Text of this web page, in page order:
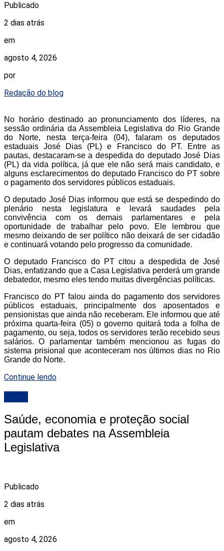
Publicado
2 dias atrás
em
agosto 4, 2026
por
Redação do blog
No horário destinado ao pronunciamento dos líderes, na
sessão ordinária da Assembleia Legislativa do Rio Grande
do Norte, nesta terça-feira (04), falaram os deputados
estaduais José Dias (PL) e Francisco do PT. Entre as
pautas, destacaram-se a despedida do deputado José Dias
(PL) da vida política, já que ele não será mais candidato, e
alguns esclarecimentos do deputado Francisco do PT sobre
o pagamento dos servidores públicos estaduais.
O deputado José Dias informou que está se despedindo do
plenário nesta legislatura e levará saudades pela
convivência com os demais parlamentares e pela
oportunidade de trabalhar pelo povo. Ele lembrou que
mesmo deixando de ser político não deixará de ser cidadão
e continuará votando pelo progresso da comunidade.
O deputado Francisco do PT citou a despedida de José
Dias, enfatizando que a Casa Legislativa perderá um grande
debatedor, mesmo eles tendo muitas divergências políticas.
Francisco do PT falou ainda do pagamento dos servidores
públicos estaduais, principalmente dos aposentados e
pensionistas que ainda não receberam. Ele informou que até
próxima quarta-feira (05) o governo quitará toda a folha de
pagamento, ou seja, todos os servidores terão recebido seus
salários. O parlamentar também mencionou as fugas do
sistema prisional que aconteceram nos últimos dias no Rio
Grande do Norte.
Continue lendo
Saúde, economia e proteção social
pautam debates na Assembleia
Legislativa
Publicado
2 dias atrás
em
agosto 4, 2026